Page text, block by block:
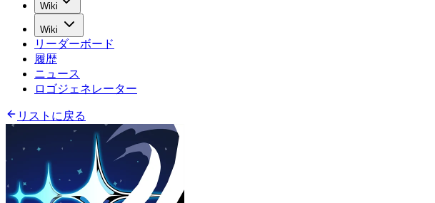
Wiki
Wiki
リーダーボード
履歴
ニュース
ロゴジェネレーター
リストに戻る